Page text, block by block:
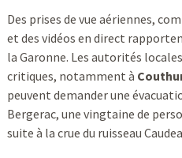
Des prises de vue aériennes,
et des vidéos en direct
la Garonne. Les autorités
critiques, notamment à
peuvent demander une
Bergerac, une vingtaine de
suite à la crue du ruisseau